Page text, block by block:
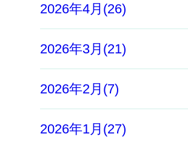
2026年4月(26)
2026年3月(21)
2026年2月(7)
2026年1月(27)